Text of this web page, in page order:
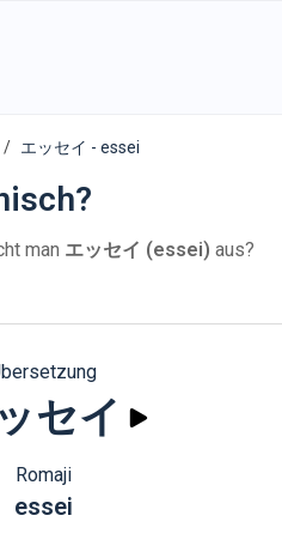
エッセイ - essei
man エッセイ (essei) aus?
セイ
Romaji
essei